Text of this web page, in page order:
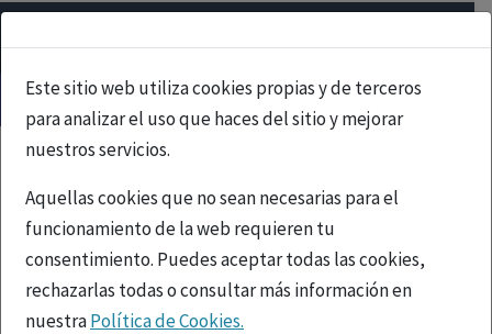
Este sitio web utiliza cookies propias y de terceros
para analizar el uso que haces del sitio y mejorar
nuestros servicios.
Aquellas cookies que no sean necesarias para el
funcionamiento de la web requieren tu
consentimiento. Puedes aceptar todas las cookies,
rechazarlas todas o consultar más información en
nuestraPolítica de Cookies.